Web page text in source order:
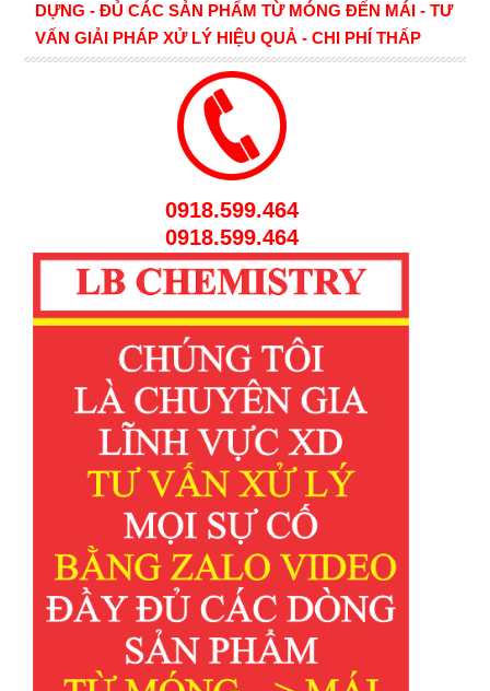
DỰNG - ĐỦ CÁC SẢN PHẨM TỪ MÓNG ĐẾN MÁI - TƯ
VẤN GIẢI PHÁP XỬ LÝ HIỆU QUẢ - CHI PHÍ THẤP
0918.599.464
0918.599.464